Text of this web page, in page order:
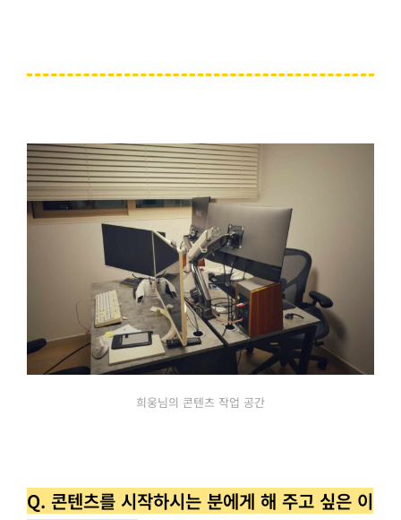
희웅님의 콘텐츠 작업 공간
Q. 콘텐츠를 시작하시는 분에게 해 주고 싶은 이